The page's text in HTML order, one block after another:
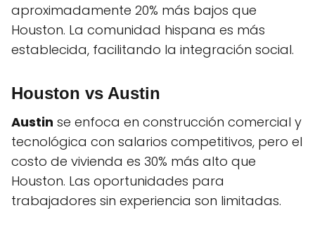
aproximadamente 20% más bajos que
Houston. La comunidad hispana es más
establecida, facilitando la integración social.
Houston vs Austin
Austin se enfoca en construcción comercial y
tecnológica con salarios competitivos, pero el
costo de vivienda es 30% más alto que
Houston. Las oportunidades para
trabajadores sin experiencia son limitadas.